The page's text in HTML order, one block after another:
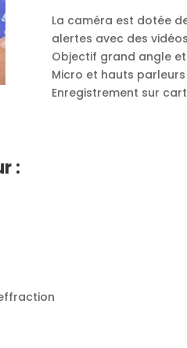
La caméra est dotée
alertes avec des
Objectif grand angle
Micro et hauts
Enregistrement sur
: